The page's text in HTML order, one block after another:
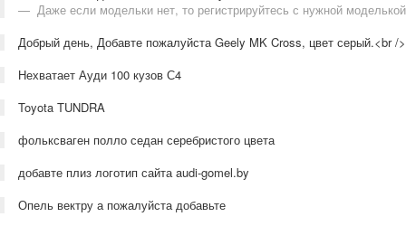
Даже если модельки нет, то регистрируйтесь с нужной
Добрый день, Добавте пожалуйста Geely MK Cross, цвет серый.<br /
Нехватает Ауди 100 кузов С4
Toyota TUNDRA
фольксваген полло седан серебристого цвета
добавте плиз логотип сайта audi-gomel.by
Опель вектру а пожалуйста добавьте